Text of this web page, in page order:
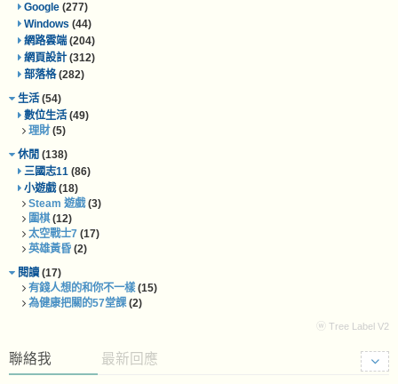
Google (277)
Windows (44)
網路雲端(204)
網頁設計(312)
部落格(282)
生活(54)
數位生活(49)
理財(5)
休閒 (138)
三國志11 (86)
小遊戲(18)
Steam 遊戲(3)
圍棋(12)
太空戰士7 (17)
英雄黃昏 (2)
閱讀 (17)
有錢人想的和你不一樣(15)
為健康把關的57堂課(2)
ⓦ Tree Label V2
聯絡我 最新回應